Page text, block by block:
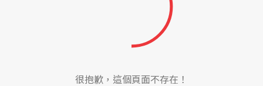
很抱歉，這個頁面不存在！